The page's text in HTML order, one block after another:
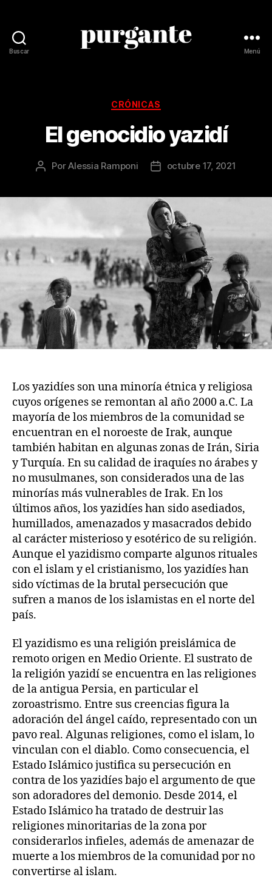
Buscar Menú
Categorías
CRÓNICAS
El genocidio yazidí
Autor
PorAlessia Ramponi
Fecha
publicación
octubre 17, 2021
Los yazidíes son una minoría étnica y religiosa
cuyos orígenes se remontan al año 2000 a.C. La
mayoría de los miembros de la comunidad se
encuentran en el noroeste de Irak, aunque
también habitan en algunas zonas de Irán, Siria
y Turquía. En su calidad de iraquíes no árabes y
no musulmanes, son considerados una de las
minorías más vulnerables de Irak. En los
últimos años, los yazidíes han sido asediados,
humillados, amenazados y masacrados debido
al carácter misterioso y esotérico de su religión.
Aunque el yazidismo comparte algunos rituales
con el islam y el cristianismo, los yazidíes han
sido víctimas de la brutal persecución que
sufren a manos de los islamistas en el norte del
país.
El yazidismo es una religión preislámica de
remoto origen en Medio Oriente. El sustrato de
la religión yazidí se encuentra en las religiones
de la antigua Persia, en particular el
zoroastrismo. Entre sus creencias figura la
adoración del ángel caído, representado con un
pavo real. Algunas religiones, como el islam, lo
vinculan con el diablo. Como consecuencia, el
Estado Islámico justifica su persecución en
contra de los yazidíes bajo el argumento de que
son adoradores del demonio. Desde 2014, el
Estado Islámico ha tratado de destruir las
religiones minoritarias de la zona por
considerarlos infieles, además de amenazar de
muerte a los miembros de la comunidad por no
convertirse al islam.